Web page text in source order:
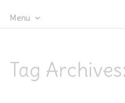
Menu
Tag Archives: